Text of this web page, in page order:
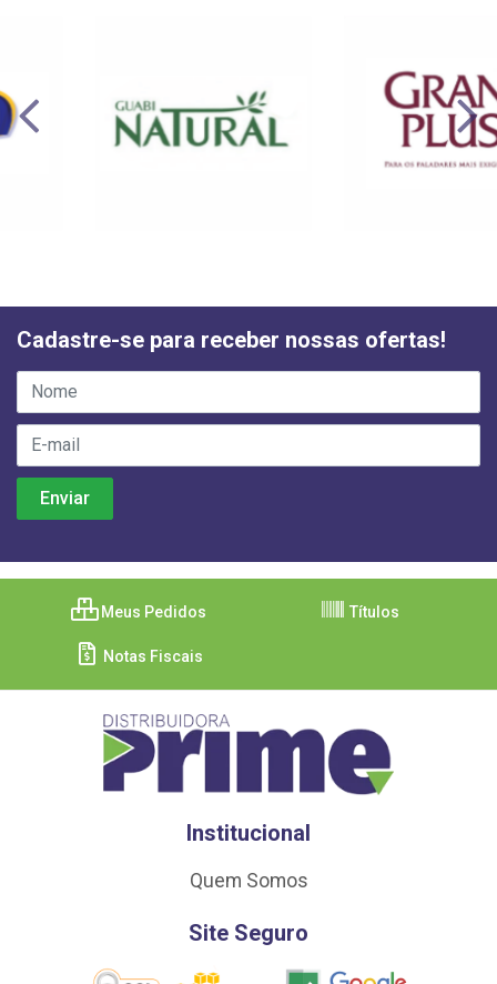
Cadastre-se para receber nossas ofertas!
Meus Pedidos Títulos
Notas Fiscais
Institucional
Quem Somos
Site Seguro